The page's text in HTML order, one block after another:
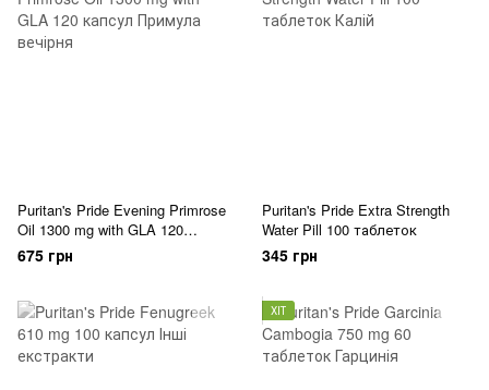
Puritan's Pride Evening Primrose
Oil 1300 mg with GLA 120
капсул
675 грн
Puritan's Pride Extra Strength
Water Pill 100 таблеток
345 грн
ХІТ